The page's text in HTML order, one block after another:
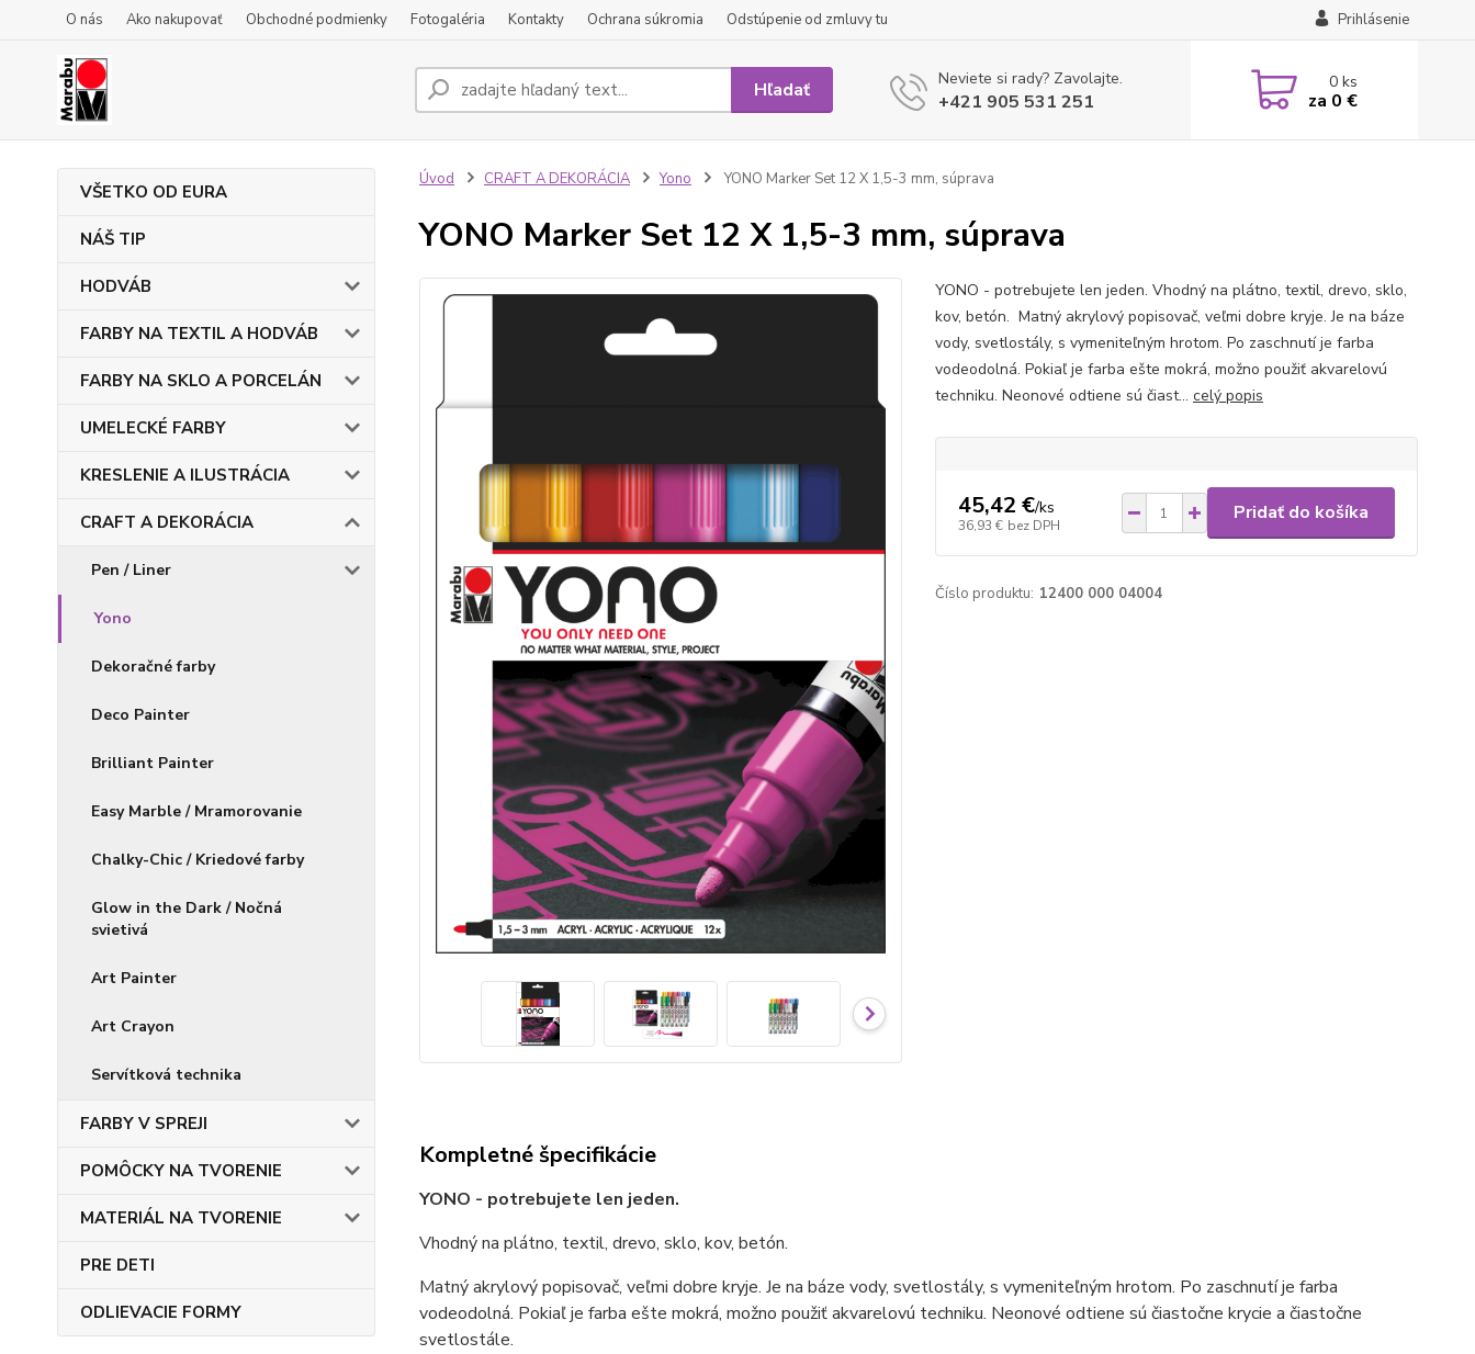
O nás Ako nakupovať Obchodné podmienky Fotogaléria Kontakty Ochrana súkromia Odstúpenie od zmluvy tu Prihlásenie
Hľadať Neviete si rady? Zavolajte.
+421 905 531 251
0ks
za 0 €
VŠETKO OD EURA
NÁŠ TIP
HODVÁB
FARBY NA TEXTIL A HODVÁB
FARBY NA SKLO A PORCELÁN
UMELECKÉ FARBY
KRESLENIE A ILUSTRÁCIA
CRAFT A DEKORÁCIA
Pen / Liner
Yono
Dekoračné farby
Deco Painter
Brilliant Painter
Easy Marble / Mramorovanie
Chalky-Chic / Kriedové farby
Glow in the Dark / Nočná
svietivá
Art Painter
Art Crayon
Servítková technika
FARBY V SPREJI
POMÔCKY NA TVORENIE
MATERIÁL NA TVORENIE
PRE DETI
ODLIEVACIE FORMY
Úvod CRAFT A DEKORÁCIA Yono YONO Marker Set 12 X 1,5-3 mm, súprava
YONO Marker Set 12 X 1,5-3 mm, súprava
YONO - potrebujete len jeden. Vhodný na plátno, textil, drevo, sklo,
kov, betón. Matný akrylový popisovač, veľmi dobre kryje. Je na báze
vody, svetlostály, s vymeniteľným hrotom. Po zaschnutí je farba
vodeodolná. Pokiaľ je farba ešte mokrá, možno použiť akvarelovú
techniku. Neonové odtiene sú čiast... celý popis
45,42 €/ks
36,93 € bez DPH
Pridať do košíka
Číslo produktu: 12400 000 04004
Kompletné špecifikácie
YONO - potrebujete len jeden.
Vhodný na plátno, textil, drevo, sklo, kov, betón.
Matný akrylový popisovač, veľmi dobre kryje. Je na báze vody, svetlostály, s vymeniteľným hrotom. Po zaschnutí je farba
vodeodolná. Pokiaľ je farba ešte mokrá, možno použiť akvarelovú techniku. Neonové odtiene sú čiastočne krycie a čiastočne
svetlostále.